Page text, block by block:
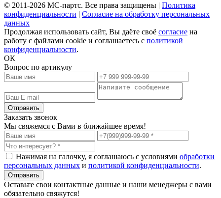
© 2011-2026 МС-партс. Все права защищены | Политика
конфиденциальности | Согласие на обработку персональных
данных
Продолжая использовать сайт, Вы даёте своё согласие на
работу с файлами cookie и соглашаетесь с политикой
конфиденциальности.
ОК
Вопрос по артикулу
Заказать звонок
Мы свяжемся с Вами в ближайшее время!
Нажимая на галочку, я соглашаюсь с условиями обработки
персональных данных и политикой конфиденциальности.
Оставьте свои контактные данные и наши менеджеры с вами
обязательно свяжутся!